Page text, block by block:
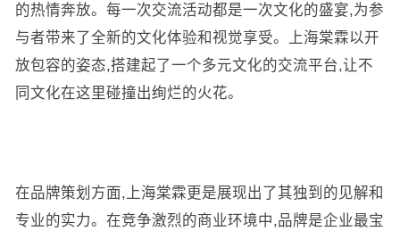
的热情奔放。每一次交流活动都是一次文化的盛宴,为参
与者带来了全新的文化体验和视觉享受。上海棠霖以开
放包容的姿态,搭建起了一个多元文化的交流平台,让不
同文化在这里碰撞出绚烂的火花。
在品牌策划方面,上海棠霖更是展现出了其独到的见解和
专业的实力。在竞争激烈的商业环境中,品牌是企业最宝